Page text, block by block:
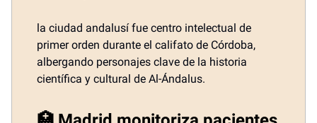
la ciudad andalusí fue centro intelectual de
primer orden durante el califato de Córdoba,
albergando personajes clave de la historia
científica y cultural de Al-Ándalus.